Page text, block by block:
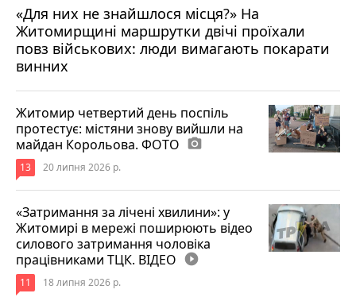
«Для них не знайшлося місця?» На
Житомирщині маршрутки двічі проїхали
повз військових: люди вимагають покарати
винних
17 липня 2026 р.
Житомир четвертий день поспіль
протестує: містяни знову вийшли на
майдан Корольова. ФОТО photo_camera
13 20 липня 2026 р.
«Затримання за лічені хвилини»: у
Житомирі в мережі поширюють відео
силового затримання чоловіка
працівниками ТЦК. ВІДЕО play_circle_filled
11 18 липня 2026 р.